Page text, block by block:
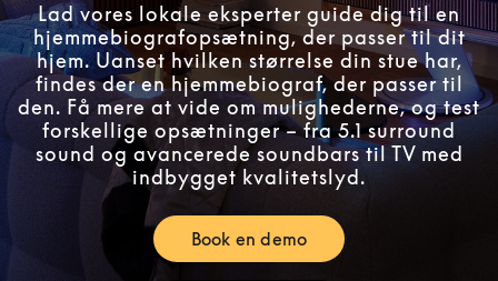
Lad vores lokale eksperter guide dig til en
hjemmebiografopsætning, der passer til dit
hjem. Uanset hvilken størrelse din stue har,
findes der en hjemmebiograf, der passer til
den. Få mere at vide om mulighederne, og test
forskellige opsætninger – fra 5.1 surround
sound og avancerede soundbars til TV med
indbygget kvalitetslyd.
Book en demoLink Opens in New Tab